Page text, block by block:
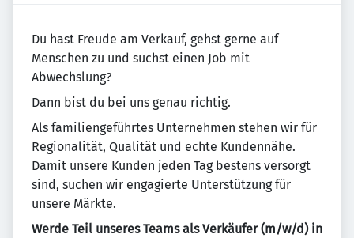
Du hast Freude am Verkauf, gehst gerne auf
Menschen zu und suchst einen Job mit
Abwechslung?
Dann bist du bei uns genau richtig.
Als familiengeführtes Unternehmen stehen wir für
Regionalität, Qualität und echte Kundennähe.
Damit unsere Kunden jeden Tag bestens versorgt
sind, suchen wir engagierte Unterstützung für
unsere Märkte.
Werde Teil unseres Teams als Verkäufer (m/w/d) in